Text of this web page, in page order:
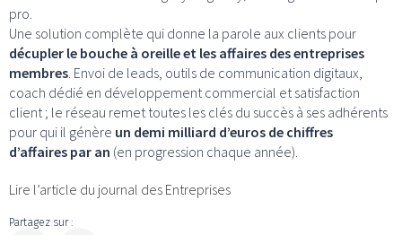
pro.
Une solution complète qui donne la parole aux clients pour
décupler le bouche à oreille et les affaires des entreprises
membres . Envoi de leads, outils de communication digitaux,
coach dédié en développement commercial et satisfaction
client ; le réseau remet toutes les clés du succès à ses adhérents
pour qui il génère un demi milliard d’euros de chiffres
d’affaires par an (en progression chaque année).
Lire l’article du journal des Entreprises
Partagez sur :